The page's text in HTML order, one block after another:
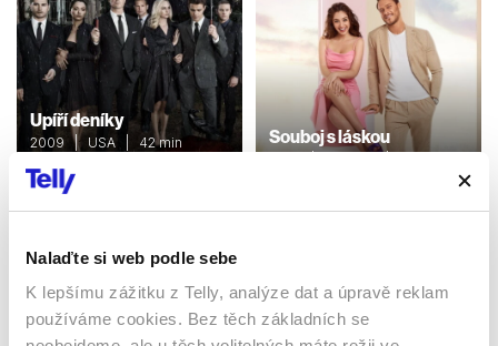
Nalaďte si web podle sebe
K lepšímu zážitku z Telly, analýze dat a úpravě reklam
používáme cookies. Bez těch základních se
Upíří deníky
2009 | USA | 42 min
Romantický / Ostatní /
Mysteriózní
Souboj s láskou
Sledujte kdekoliv až na 6 zařízeních